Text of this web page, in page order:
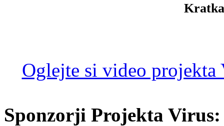
Oglejte si video projekta
Sponzorji Projekta Virus: